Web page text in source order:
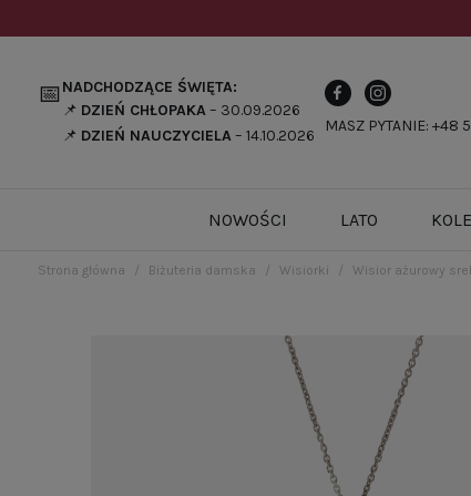
📅NADCHODZĄCE ŚWIĘTA:
📌 DZIEŃ CHŁOPAKA– 30.09.2026
📌 DZIEŃ NAUCZYCIELA– 14.10.2026
MASZ PYTANIE: +48
NOWOŚCI LATO
Strona główna Biżuteria damska Wisiorki Wisior ażurowy